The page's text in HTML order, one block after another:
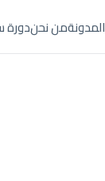
دورةمن نحنالمدونة